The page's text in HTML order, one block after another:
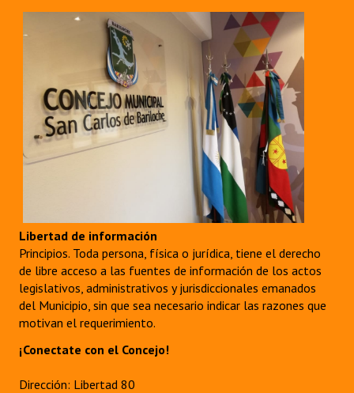
Libertad de información
Principios. Toda persona, física o jurídica, tiene el derecho
de libre acceso a las fuentes de información de los actos
legislativos, administrativos y jurisdiccionales emanados
del Municipio, sin que sea necesario indicar las razones que
motivan el requerimiento.
¡Conectate con el Concejo!
Dirección: Libertad 80